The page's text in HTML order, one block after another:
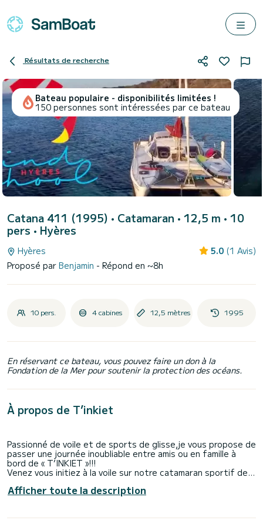
Résultats de recherche
Bateau populaire - disponibilités limitées !
150 personnes sont intéressées par ce bateau
Catana 411 (1995) • Catamaran • 12,5 m • 10
pers • Hyères
Hyères 5.0 (1 Avis)
Proposé par Benjamin - Répond en ~8h
10 pers. 4 cabines 12,5 mètres 1995
En réservant ce bateau, vous pouvez faire un don à la
Fondation de la Mer pour soutenir la protection des océans.
À propos de T’inkiet
Passionné de voile et de sports de glisse,je vous propose de
passer une journée inoubliable entre amis ou en famille à
bord de « T’INKIET »!!!
Venez vous initiez à la voile sur notre catamaran sportif de
voiles,barrer et tenir un cap...
spots les plus adaptés aux conditions du jour.
Afficher toute la description